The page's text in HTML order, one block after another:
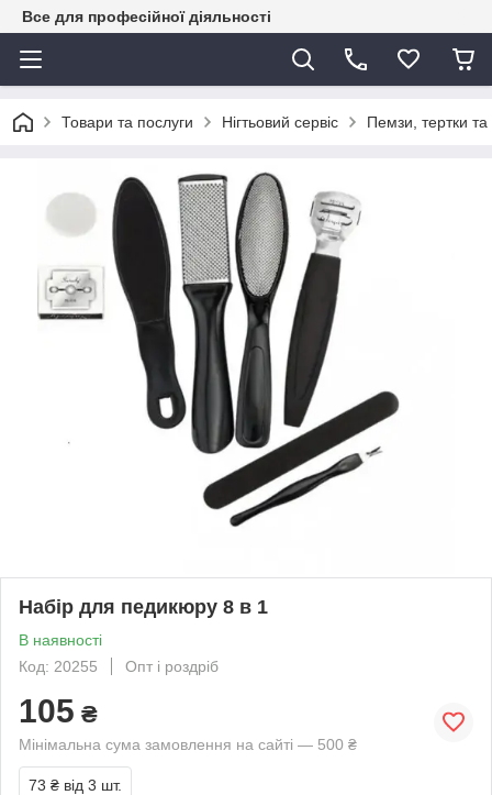
Все для професійної діяльності
Товари та послуги Нігтьовий сервіс Пемзи, тертки
Набір для педикюру 8 в 1
В наявності
Код: 20255
Опт і роздріб
105 ₴
Мінімальна сума замовлення на сайті — 500 ₴
73 ₴ від 3 шт.